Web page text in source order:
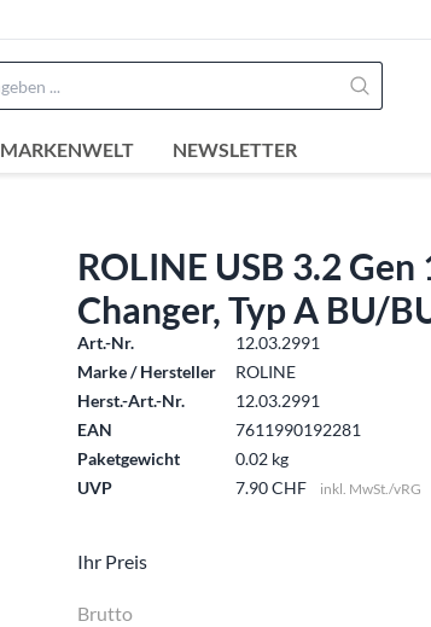
MARKENWELT NEWSLETTER
ROLINE USB 3.2 Gen
Changer, Typ A BU/
Art.-Nr.
12.03.2991
Marke / Hersteller
ROLINE
Herst.-Art.-Nr.
12.03.2991
EAN
7611990192281
Paketgewicht
0.02 kg
UVP
7.90 CHF inkl. MwSt./vRG
Ihr Preis
Brutto